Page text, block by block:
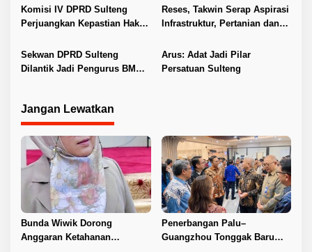
Sawit di Toli-Toli
Komisi IV DPRD Sulteng
Perjuangkan Kepastian Hak
Reses, Takwin Serap Aspirasi
Infrastruktur, Pertanian dan
Sekwan DPRD Sulteng
Dilantik Jadi Pengurus BMA
Arus: Adat Jadi Pilar
Persatuan Sulteng
Jangan Lewatkan
Bunda Wiwik Dorong
Anggaran Ketahanan
Penerbangan Palu–
Guangzhou Tonggak Baru